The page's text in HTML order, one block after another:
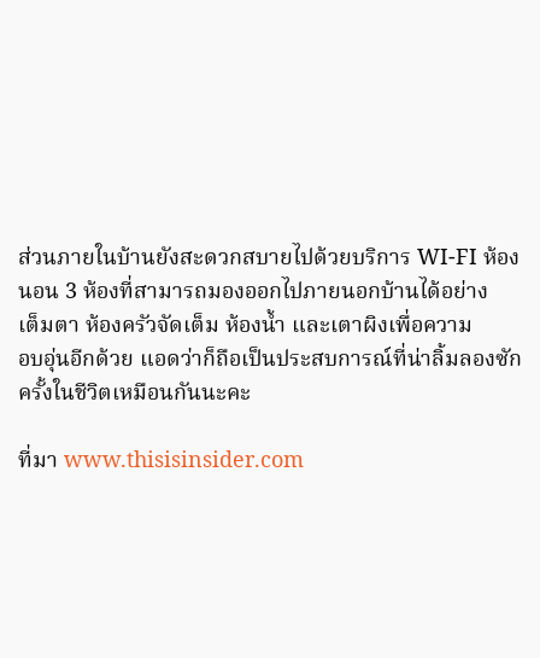
ส่วนภายในบ้านยังสะดวกสบายไปด้วยบริการ WI-FI ห้อง
นอน 3 ห้องที่สามารถมองออกไปภายนอกบ้านได้อย่าง
เต็มตา ห้องครัวจัดเต็ม ห้องน้ำ และเตาผิงเพื่อความ
อบอุ่นอีกด้วย แอดว่าก็ถือเป็นประสบการณ์ที่น่าลิ้มลองซัก
ครั้งในชีวิตเหมือนกันนะคะ
ที่มา www.thisisinsider.com